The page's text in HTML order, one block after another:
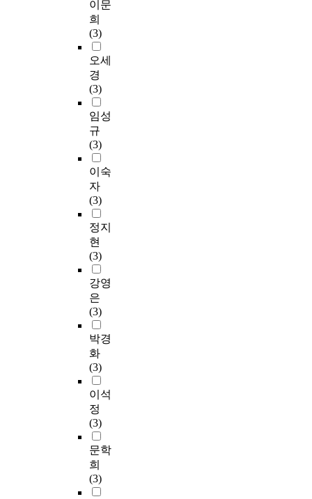
이문
희
(3)
오세
경
(3)
임성
규
(3)
이숙
자
(3)
정지
현
(3)
강영
은
(3)
박경
화
(3)
이석
정
(3)
문학
희
(3)